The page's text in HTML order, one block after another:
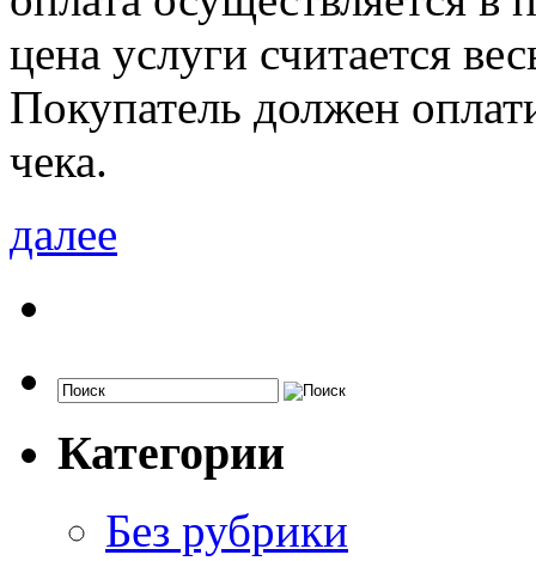
цена услуги считается
Покупатель должен
чека.
далее
Категории
Без рубрики